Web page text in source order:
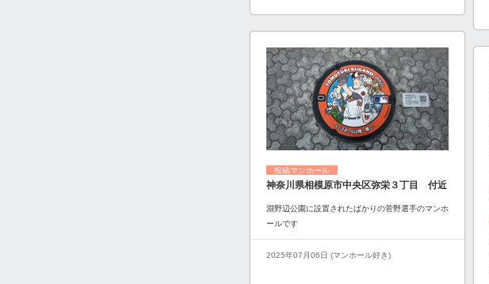
投稿マンホール
神奈川県相模原市中央区弥栄３丁目 付近
淵野辺公園に設置されたばかりの菅野選手のマンホ
ールです
2025年07月06日 (マンホール好き)